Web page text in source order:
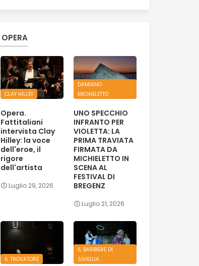
OPERA
CLAY HILLEY
Opera.
Fattitaliani
intervista Clay
Hilley: la voce
dell'eroe, il
rigore
dell'artista
Luglio 29, 2026
DAMIANO
MICHIELETTO
UNO SPECCHIO
INFRANTO PER
VIOLETTA: LA
PRIMA TRAVIATA
FIRMATA DA
MICHIELETTO IN
SCENA AL
FESTIVAL DI
BREGENZ
Luglio 21, 2026
IL TROVATORE
IL BARBIERE DI
SIVIGLIA